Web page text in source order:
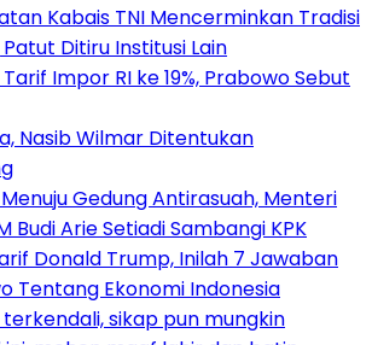
Kabais TNI Mencerminkan Tradisi
Ditiru Institusi Lain
Impor RI ke 19%, Prabowo Sebut
Nasib Wilmar Ditentukan
Gedung Antirasuah, Menteri
Budi Arie Setiadi Sambangi KPK
Donald Trump, Inilah 7 Jawaban
Tentang Ekonomi Indonesia
sikap pun mungkin